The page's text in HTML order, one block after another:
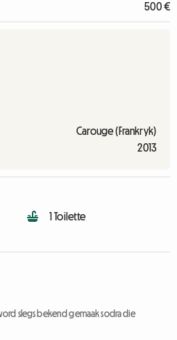
500 €
Carouge (Frankryk)
2013
1 Toilette
slegs bekend gemaak sodra die